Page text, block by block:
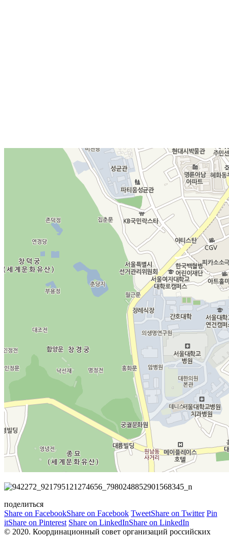
поделиться
Share on FacebookShare on Facebook TweetShare on Twitter Pin
itShare on Pinterest Share on LinkedInShare on LinkedIn
© 2020. Координационный совет организаций российских